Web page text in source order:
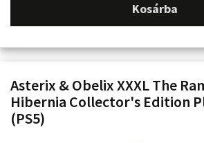
Kosárba
Asterix & Obelix XXXL The
Hibernia Collector's Edition
(PS5)